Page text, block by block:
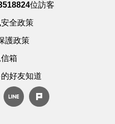
位訪客
全政策
護政策
箱
好友知道